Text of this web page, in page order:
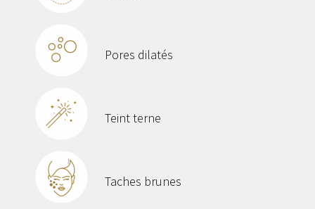
Pores dilatés
Teint terne
Taches brunes